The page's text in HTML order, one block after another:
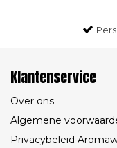
Klantenservice
Over ons
Algemene
Privacybeleid